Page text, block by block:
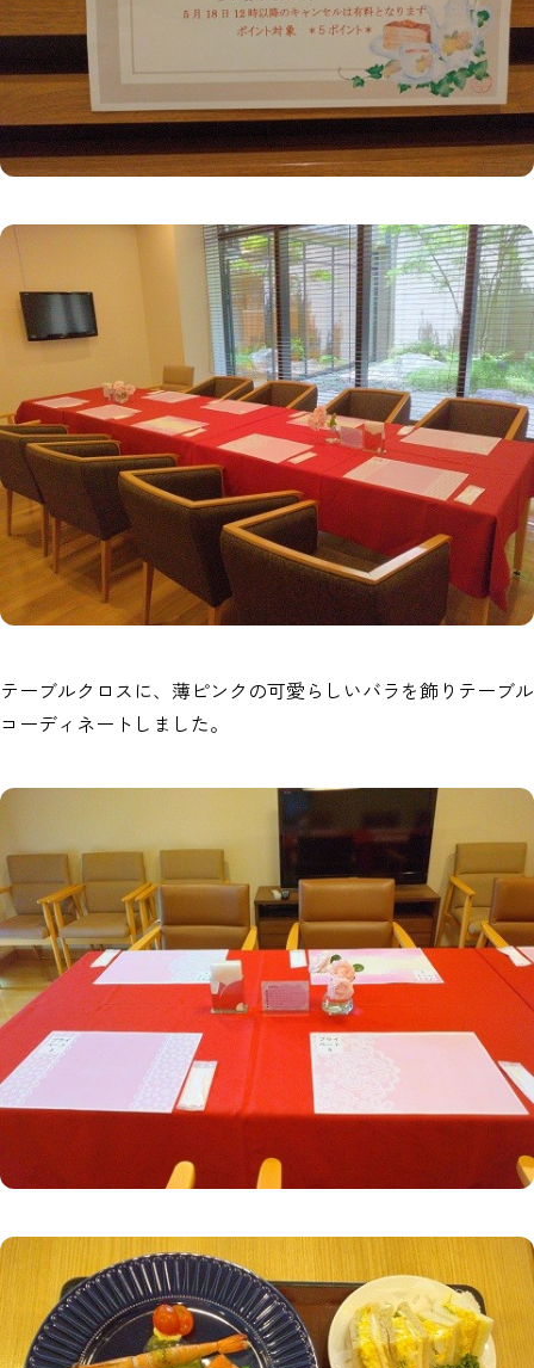
テーブルクロスに、薄ピンクの可愛らしいバラを飾りテーブル
コーディネートしました。